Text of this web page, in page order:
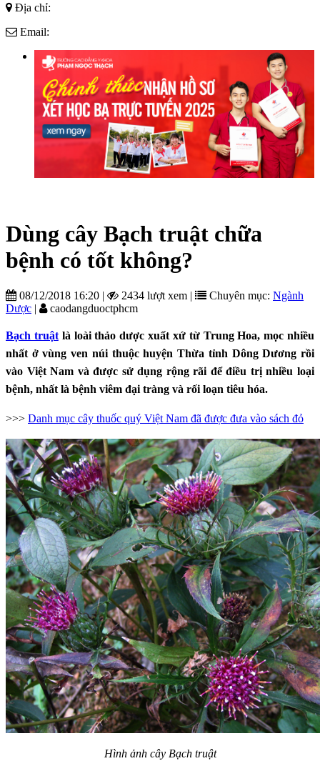
Địa chỉ:
Email:
Dùng cây Bạch truật chữa
bệnh có tốt không?
08/12/2018 16:20 | 2434 lượt xem | Chuyên mục: Ngành
Dược | caodangduoctphcm
Bạch truậtlà loài thảo dược xuất xứ từ Trung Hoa, mọc nhiều
nhất ở vùng ven núi thuộc huyện Thừa tỉnh Dông Dương rồi
vào Việt Nam và được sử dụng rộng rãi để điều trị nhiều loại
bệnh, nhất là bệnh viêm đại tràng và rối loạn tiêu hóa.
>>> Danh mục cây thuốc quý Việt Nam đã được đưa vào sách đỏ
Hình ảnh cây Bạch truật